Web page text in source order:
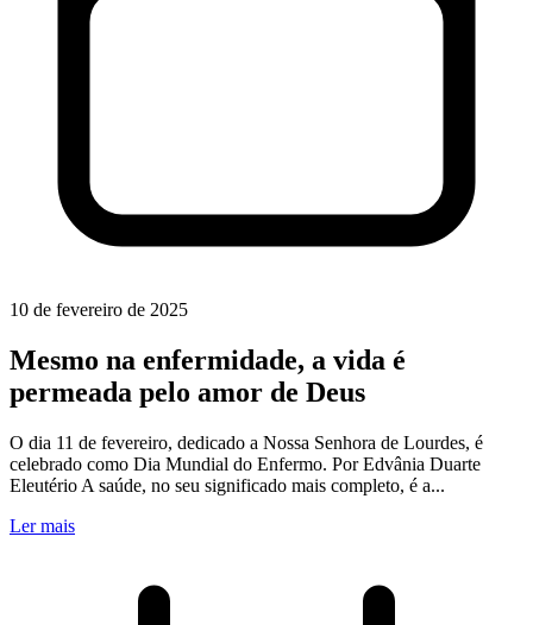
10 de fevereiro de 2025
Mesmo na enfermidade, a vida é
permeada pelo amor de Deus
O dia 11 de fevereiro, dedicado a Nossa Senhora de Lourdes, é
celebrado como Dia Mundial do Enfermo. Por Edvânia Duarte
Eleutério A saúde, no seu significado mais completo, é a...
Ler mais